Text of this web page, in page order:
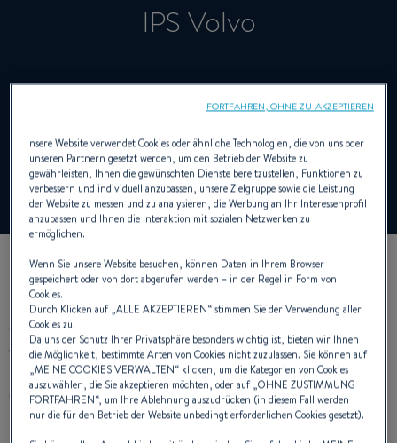
IPS Volvo
Vor mehr als 10 Jahren setzte BENETEAU
Performance System IPS
Heute ist das Unternehmen Marktführer in diesem Segment.
Gemeinsam mit Volvo hat das Beneteau-Planungsbüro sechs
verschiedene Rumpfkonzepte für die IPS-Motorisierung
entwickelt. Dieses spezielle Rumpfdesign kennzeichnet die so
unterschiedlichen Modellserien Monte Carlo, GranTurismo und
Swift Trawler.
nsere Website verwendet Cookies oder ähnliche Technologien, die von uns oder
unseren Partnern gesetzt werden, um den Betrieb der Website zu
gewährleisten, Ihnen die gewünschten Dienste bereitzustellen, Funktionen zu
verbessern und individuell anzupassen, unsere Zielgruppe sowie die Leistung
der Website zu messen und zu analysieren, die Werbung an Ihr Interessenprofil
anzupassen und Ihnen die Interaktion mit sozialen Netzwerken zu
ermöglichen.
Wenn Sie unsere Website besuchen, können Daten in Ihrem Browser
gespeichert oder von dort abgerufen werden – in der Regel in Form von
Cookies.
Durch Klicken auf „ALLE AKZEPTIEREN“ stimmen Sie der Verwendung aller
Cookies zu.
Da uns der Schutz Ihrer Privatsphäre besonders wichtig ist, bieten wir Ihnen
die Möglichkeit, bestimmte Arten von Cookies nicht zuzulassen. Sie können auf
„MEINE COOKIES VERWALTEN“ klicken, um die Kategorien von Cookies
auszuwählen, die Sie akzeptieren möchten, oder auf „OHNE ZUSTIMMUNG
FORTFAHREN“, um Ihre Ablehnung auszudrücken (in diesem Fall werden
nur die für den Betrieb der Website unbedingt erforderlichen Cookies gesetzt).
FORTFAHREN, OHNE ZU AKZEPTIEREN